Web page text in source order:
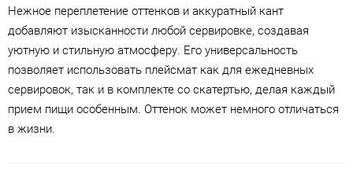
Нежное переплетение оттенков и аккуратный кант
добавляют изысканности любой сервировке, создавая
уютную и стильную атмосферу. Его универсальность
позволяет использовать плейсмат как для ежедневных
сервировок, так и в комплекте со скатертью, делая каждый
прием пищи особенным. Оттенок может немного отличаться
в жизни.